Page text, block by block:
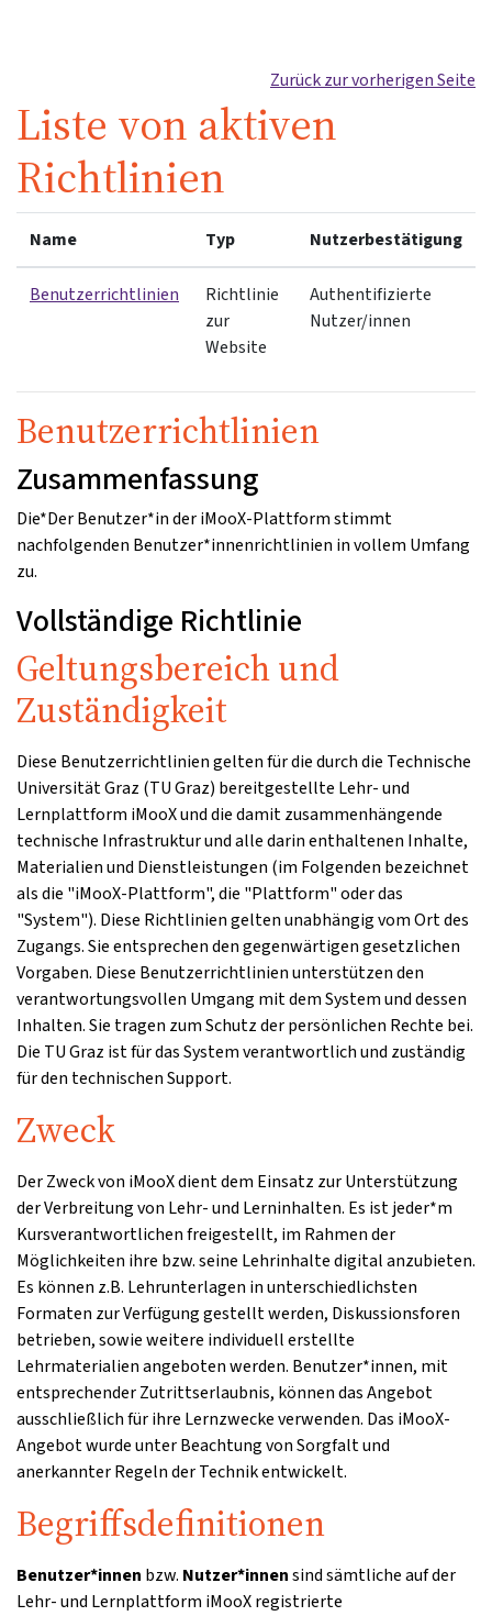
Zurück zur vorherigen Seite
Liste von aktiven
Richtlinien
Name Typ Nutzerbestätigung
Benutzerrichtlinien
Richtlinie
zur
Website
Authentifizierte
Nutzer/innen
Benutzerrichtlinien
Zusammenfassung
Die*Der Benutzer*in der iMooX-Plattform stimmt
nachfolgenden Benutzer*innenrichtlinien in vollem Umfang
zu.
Vollständige Richtlinie
Geltungsbereich und
Zuständigkeit
Diese Benutzerrichtlinien gelten für die durch die Technische
Universität Graz (TU Graz) bereitgestellte Lehr- und
Lernplattform iMooX und die damit zusammenhängende
technische Infrastruktur und alle darin enthaltenen Inhalte,
Materialien und Dienstleistungen (im Folgenden bezeichnet
als die "iMooX-Plattform", die "Plattform" oder das
"System"). Diese Richtlinien gelten unabhängig vom Ort des
Zugangs. Sie entsprechen den gegenwärtigen gesetzlichen
Vorgaben. Diese Benutzerrichtlinien unterstützen den
verantwortungsvollen Umgang mit dem System und dessen
Inhalten. Sie tragen zum Schutz der persönlichen Rechte bei.
Die TU Graz ist für das System verantwortlich und zuständig
für den technischen Support.
Zweck
Der Zweck von iMooX dient dem Einsatz zur Unterstützung
der Verbreitung von Lehr- und Lerninhalten. Es ist jeder*m
Kursverantwortlichen freigestellt, im Rahmen der
Möglichkeiten ihre bzw. seine Lehrinhalte digital anzubieten.
Es können z.B. Lehrunterlagen in unterschiedlichsten
Formaten zur Verfügung gestellt werden, Diskussionsforen
betrieben, sowie weitere individuell erstellte
Lehrmaterialien angeboten werden. Benutzer*innen, mit
entsprechender Zutrittserlaubnis, können das Angebot
ausschließlich für ihre Lernzwecke verwenden. Das iMooX-
Angebot wurde unter Beachtung von Sorgfalt und
anerkannter Regeln der Technik entwickelt.
Begriffsdefinitionen
Benutzer*innen bzw. Nutzer*innensind sämtliche auf der
Lehr- und Lernplattform iMooX registrierte